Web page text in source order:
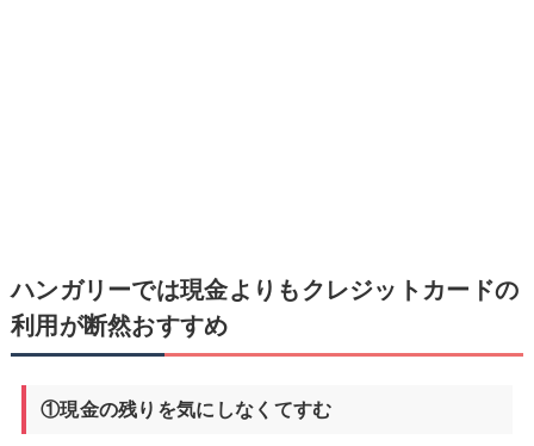
ハンガリーでは現金よりもクレジットカードの
利用が断然おすすめ
①現金の残りを気にしなくてすむ